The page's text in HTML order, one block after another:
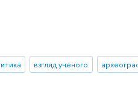
взгляд ученого